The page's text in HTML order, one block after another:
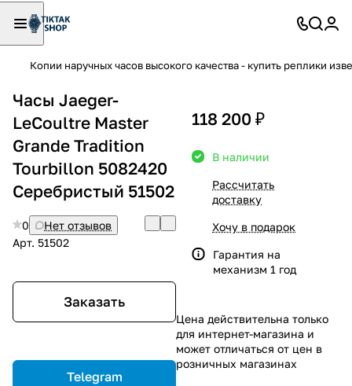
Копии наручных часов высокого качества - купить реплики
Часы Jaeger-
LeCoultre Master
Grande Tradition
Tourbillon 5082420
Серебристый 51502
0
Нет отзывов
Арт. 51502
Заказать
Telegram
118 200 ₽
В наличии
Рассчитать
доставку
Хочу в подарок
Гарантия на
механизм 1 год
Цена действительна только
для интернет-магазина и
может отличаться от цен в
розничных магазинах